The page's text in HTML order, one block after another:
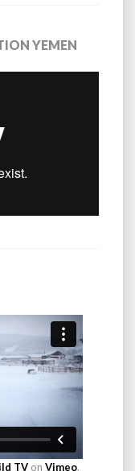
YEMEN
TV on Vimeo.